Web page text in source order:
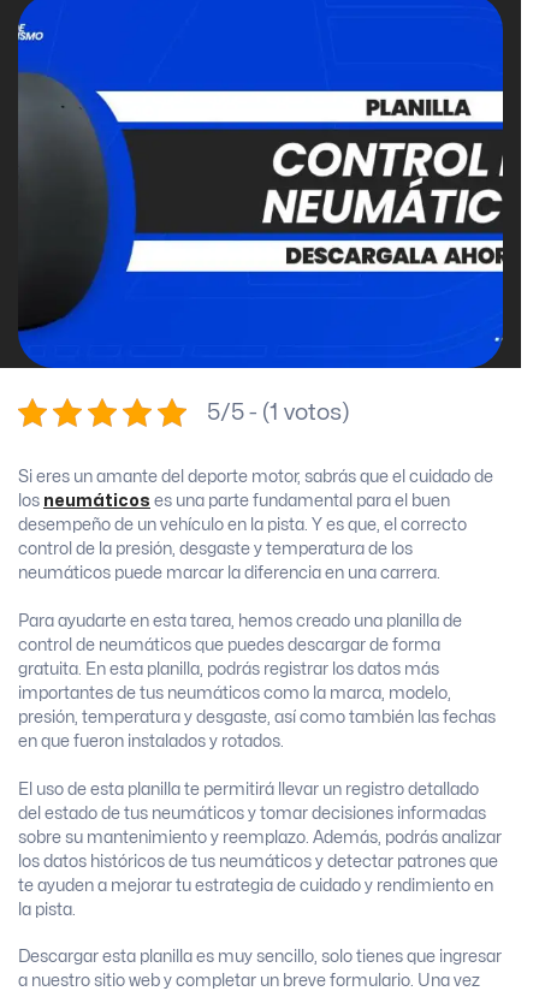
5/5 - (1 votos)
Si eres un amante del deporte motor, sabrás que el cuidado de
los neumáticos es una parte fundamental para el buen
desempeño de un vehículo en la pista. Y es que, el correcto
control de la presión, desgaste y temperatura de los
neumáticos puede marcar la diferencia en una carrera.
Para ayudarte en esta tarea, hemos creado una planilla de
control de neumáticos que puedes descargar de forma
gratuita. En esta planilla, podrás registrar los datos más
importantes de tus neumáticos como la marca, modelo,
presión, temperatura y desgaste, así como también las fechas
en que fueron instalados y rotados.
El uso de esta planilla te permitirá llevar un registro detallado
del estado de tus neumáticos y tomar decisiones informadas
sobre su mantenimiento y reemplazo. Además, podrás analizar
los datos históricos de tus neumáticos y detectar patrones que
te ayuden a mejorar tu estrategia de cuidado y rendimiento en
la pista.
Descargar esta planilla es muy sencillo, solo tienes que ingresar
a nuestro sitio web y completar un breve formulario. Una vez